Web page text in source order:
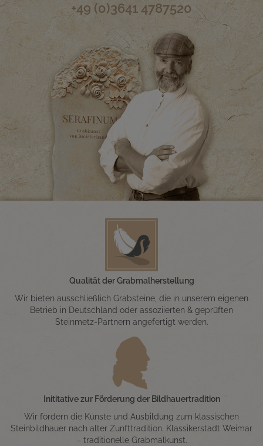
+49 (0)3641 4787520
Qualität der Grabmalherstellung
Wir bieten ausschließlich Grabsteine, die in unserem eigenen
Betrieb in Deutschland oder assoziierten & geprüften
Steinmetz-Partnern angefertigt werden.
Inititative zur Förderung der Bildhauertradition
Wir fördern die Künste und Ausbildung zum klassischen
Steinbildhauer nach alter Zunfttradition. Klassikerstadt Weimar
– traditionelle Grabmalkunst.